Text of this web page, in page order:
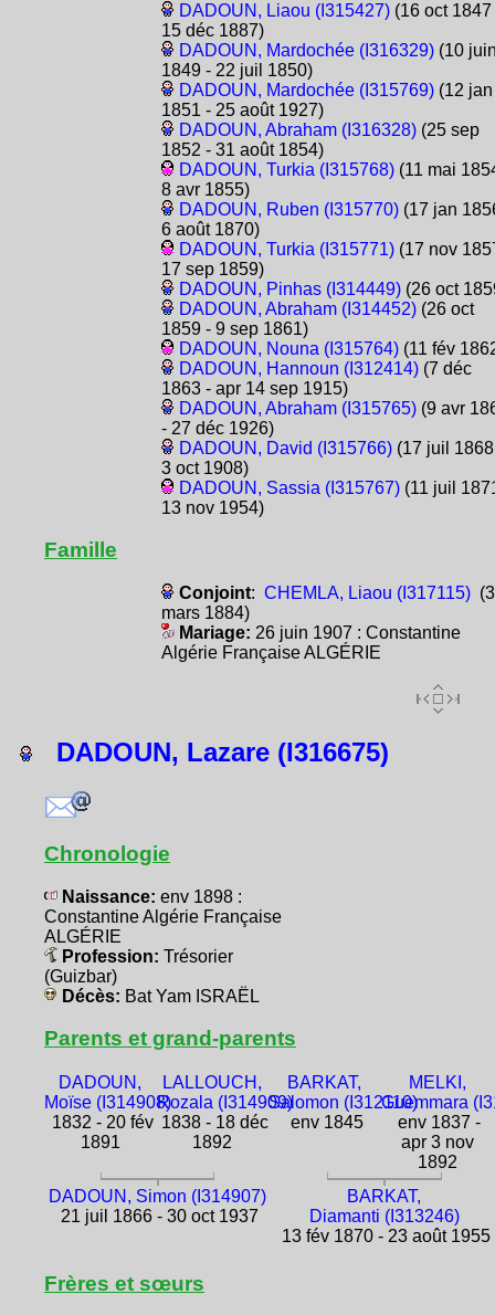
DADOUN, Liaou (I315427)(16 oct 1847
15 déc 1887)
DADOUN, Mardochée (I316329)(10
1849 - 22 juil 1850)
DADOUN, Mardochée (I315769)(12 jan
1851 - 25 août 1927)
DADOUN, Abraham (I316328)(25 sep
1852 - 31 août 1854)
DADOUN, Turkia (I315768)(11 mai
8 avr 1855)
DADOUN, Ruben (I315770)(17 jan
6 août 1870)
DADOUN, Turkia (I315771)(17 nov
17 sep 1859)
DADOUN, Pinhas (I314449)(26 oct
DADOUN, Abraham (I314452)(26 oct
1859 - 9 sep 1861)
DADOUN, Nouna (I315764)(11 fév
DADOUN, Hannoun (I312414)(7 déc
1863 - apr 14 sep 1915)
DADOUN, Abraham (I315765)(9 avr
- 27 déc 1926)
DADOUN, David (I315766)(17 juil
3 oct 1908)
DADOUN, Sassia (I315767)(11 juil
13 nov 1954)
Famille
Conjoint: CHEMLA, Liaou (I317115)
mars 1884)
Mariage: 26 juin 1907 : Constantine
Algérie Française ALGÉRIE
DADOUN, Lazare (I316675)
Chronologie
Naissance: env 1898 :
Constantine Algérie Française
ALGÉRIE
Profession: Trésorier
(Guizbar)
Décès: Bat Yam ISRAËL
Parents et grand-parents
DADOUN,
Moïse (I314908)
1832 - 20 fév
1891
LALLOUCH,
Rozala (I314909)
1838 - 18 déc
1892
BARKAT,
Salomon (I312110)
env 1845
MELKI,
Guemmara
env 1837 -
apr 3 nov
1892
DADOUN, Simon (I314907)
21 juil 1866 - 30 oct 1937
BARKAT,
Diamanti (I313246)
13 fév 1870 - 23 août 1955
Frères et sœurs